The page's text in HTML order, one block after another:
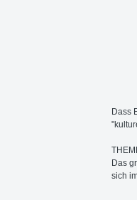
Dass
Das
sich